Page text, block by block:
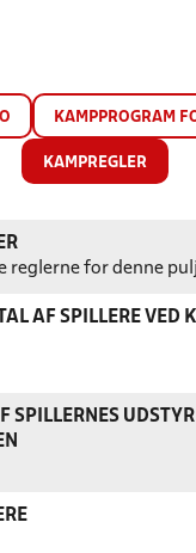
KAMPPROGRAM
KAMPREGLER
reglerne for denne
AF SPILLERE VED
SPILLERNES